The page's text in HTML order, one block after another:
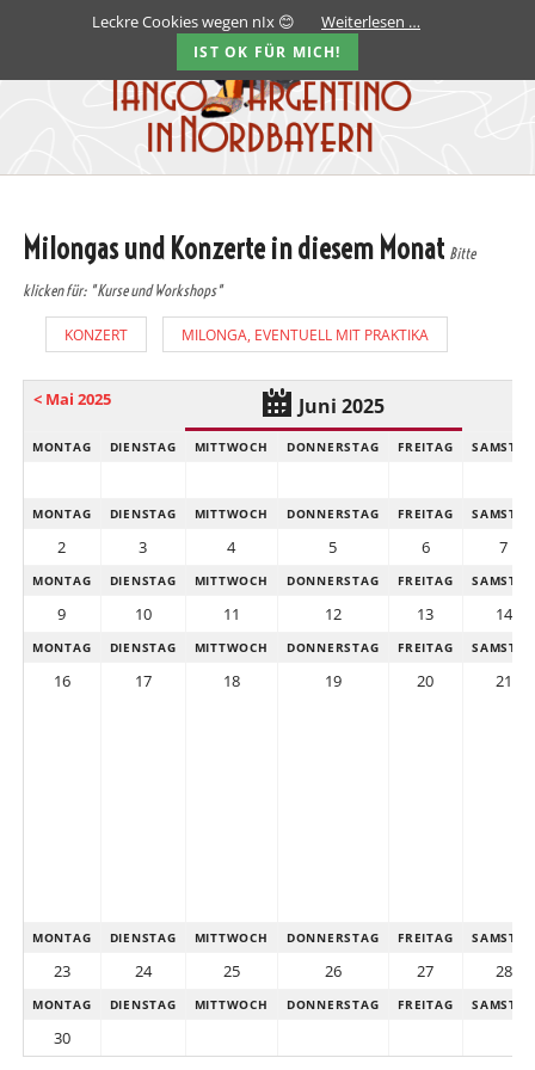
Milongas und Konzerte in diesem Monat Bitte
klicken für: "Kurse und Workshops"
KONZERT MILONGA, EVENTUELL MIT PRAKTIKA
< Mai 2025 Juni 2025
MONTAG DIENSTAG MITTWOCH DONNERSTAG FREITAG SAMSTAG
MONTAG DIENSTAG MITTWOCH DONNERSTAG FREITAG SAMSTAG
2 3 4 5 6 7
MONTAG DIENSTAG MITTWOCH DONNERSTAG FREITAG SAMSTAG
9 10 11 12 13 14
MONTAG DIENSTAG MITTWOCH DONNERSTAG FREITAG SAMSTAG
16 17 18 19 20 21
MONTAG DIENSTAG MITTWOCH DONNERSTAG FREITAG SAMSTAG
23 24 25 26 27 28
MONTAG DIENSTAG MITTWOCH DONNERSTAG FREITAG SAMSTAG
30
Leckre Cookies wegen nIx 😊 Weiterlesen …
IST OK FÜR MICH!